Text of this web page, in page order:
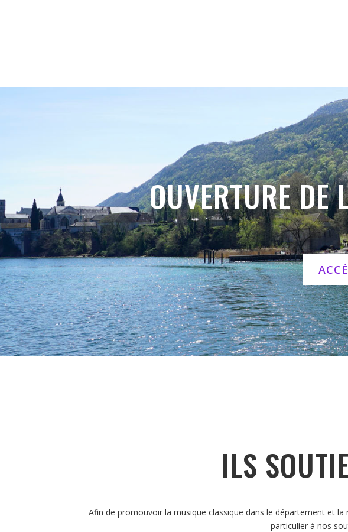
OUVERTURE DE
ILS
Afin de promouvoir la musique classique dans le département et
particulier à nos